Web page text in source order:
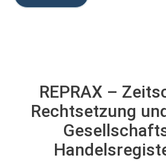
REPRAX –
Rechtsetzung